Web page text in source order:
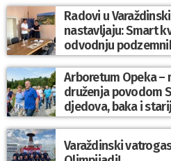
Radovi u
nastavljaju: Smart
odvodnju
Arboretum Opeka –
druženja povodom
djedova, baka i
Varaždinski